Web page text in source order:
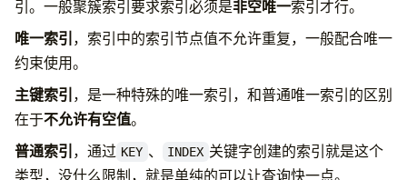
引。一般聚簇索引要求索引必须是非空唯一索引才行。
唯一索引 ，索引中的索引节点值不允许重复，一般配合唯一
约束使用。
主键索引 ，是一种特殊的唯一索引，和普通唯一索引的区别
在于不允许有空值。
普通索引 ，通过 KEY 、 INDEX 关键字创建的索引就是这个
类型，没什么限制，就是单纯的可以让查询快一点。